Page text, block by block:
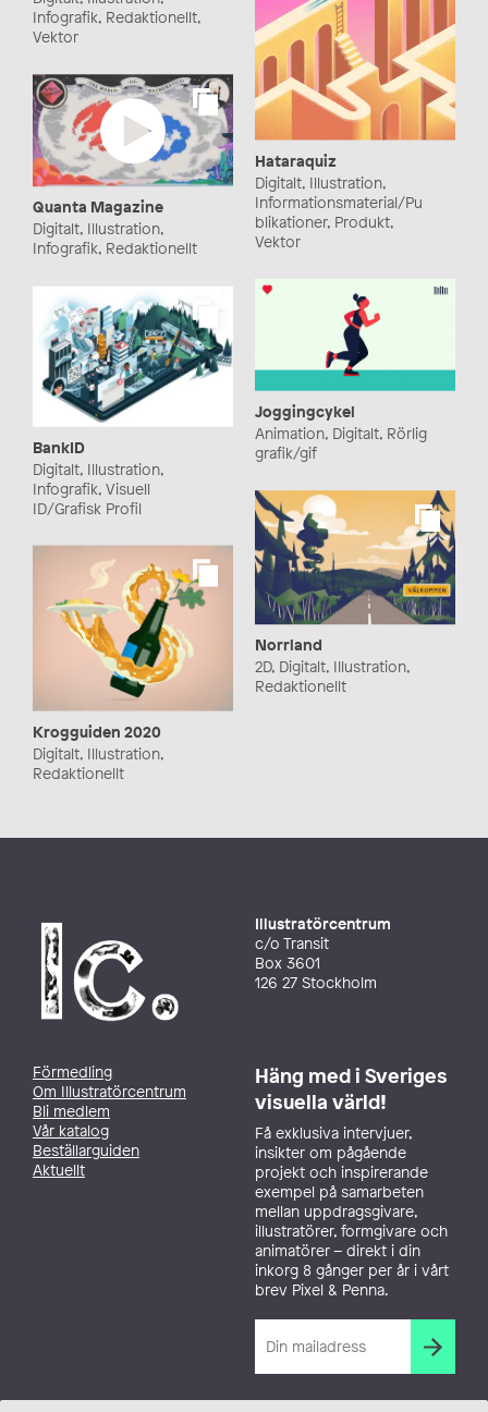
Infografik, Redaktionellt,
Vektor
Hataraquiz
Digitalt, Illustration,
Informationsmaterial/Pu
blikationer, Produkt,
Vektor
Quanta Magazine
Digitalt, Illustration,
Infografik, Redaktionellt
Joggingcykel
Animation, Digitalt, Rörlig
grafik/gif
BankID
Digitalt, Illustration,
Infografik, Visuell
ID/Grafisk Profil
Norrland
2D, Digitalt, Illustration,
Redaktionellt
Krogguiden 2020
Digitalt, Illustration,
Redaktionellt
Illustratörcentrum
c/o Transit
Box 3601
126 27 Stockholm
Förmedling
Om Illustratörcentrum
Bli medlem
Vår katalog
Beställarguiden
Aktuellt
Häng med i Sveriges
visuella värld!
Få exklusiva intervjuer,
insikter om pågående
projekt och inspirerande
exempel på samarbeten
mellan uppdragsgivare,
illustratörer, formgivare och
animatörer – direkt i din
inkorg 8 gånger per år i vårt
brev Pixel & Penna.